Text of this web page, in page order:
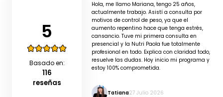
5
Basado en:
116
reseñas
Hola, me llamo Mariana, tengo 25 años,
actualmente trabajo. Asistí a consulta por
motivos de control de peso, ya que el
aumento repentino hace que tenga estrés,
cansancio. Tuve mi primera consulta en
presencial y la Nutri Paola fue totalmente
profesional en todo. Explica con claridad todo,
resuelve las dudas. Hoy inicio mi programa y
estoy 100% comprometida.
Tatiana27 Julio 2026